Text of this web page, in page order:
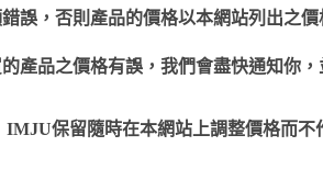
誤，否則產品的價格以本網站列出之
產品之價格有誤，我們會盡快通知你
IMJU保留隨時在本網站上調整價格而不